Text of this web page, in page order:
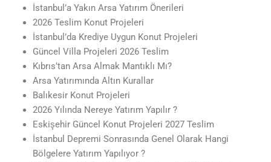
İstanbul’a Yakın Arsa Yatırım Önerileri
2026 Teslim Konut Projeleri
İstanbul’da Krediye Uygun Konut Projeleri
Güncel Villa Projeleri 2026 Teslim
Kıbrıs’tan Arsa Almak Mantıklı Mı?
Arsa Yatırımında Altın Kurallar
Balıkesir Konut Projeleri
2026 Yılında Nereye Yatırım Yapılır ?
Eskişehir Güncel Konut Projeleri 2027 Teslim
İstanbul Depremi Sonrasında Genel Olarak Hangi
Bölgelere Yatırım Yapılıyor ?